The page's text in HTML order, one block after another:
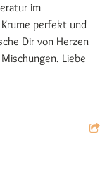
im
perfekt und
Dir von Herzen
Liebe